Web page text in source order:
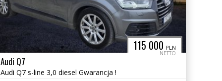
115 000 PLN
NETTO
Audi Q7
Audi Q7 s-line 3,0 diesel Gwarancja !